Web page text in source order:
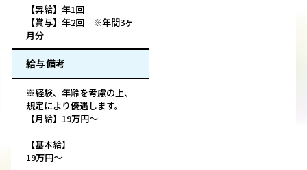
【昇給】年1回
【賞与】年2回 ※年間3ヶ
月分
給与備考
※経験、年齢を考慮の上、
規定により優遇します。
【月給】19万円～
【基本給】
19万円～